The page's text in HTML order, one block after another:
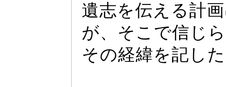
遺志を伝える計
が、そこで信じ
その経緯を記し